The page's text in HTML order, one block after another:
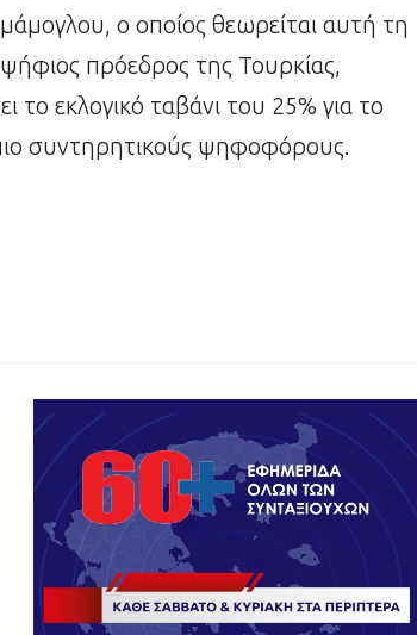
ο οποίος θεωρείται αυτή τη
πρόεδρος της Τουρκίας,
το εκλογικό ταβάνι του 25% για το
συντηρητικούς ψηφοφόρους.